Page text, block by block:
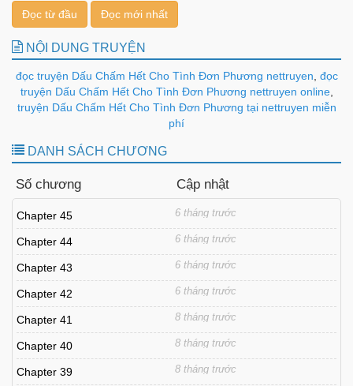
Đọc từ đầu Đọc mới nhất
NỘI DUNG TRUYỆN
đọc truyện Dấu Chấm Hết Cho Tình Đơn Phương nettruyen đọc
truyện Dấu Chấm Hết Cho Tình Đơn Phương nettruyen online,
truyện Dấu Chấm Hết Cho Tình Đơn Phương tại nettruyen miễn
phí
DANH SÁCH CHƯƠNG
Số chương Cập nhật
Chapter 45 6 tháng trước
Chapter 44 6 tháng trước
Chapter 43 6 tháng trước
Chapter 42 6 tháng trước
Chapter 41 8 tháng trước
Chapter 40 8 tháng trước
Chapter 39 8 tháng trước